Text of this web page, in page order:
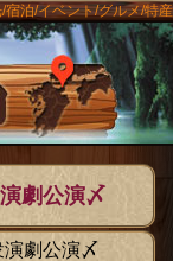
宿泊/イベント/グルメ/特産
The豊後
劇公演〆
劇公演〆